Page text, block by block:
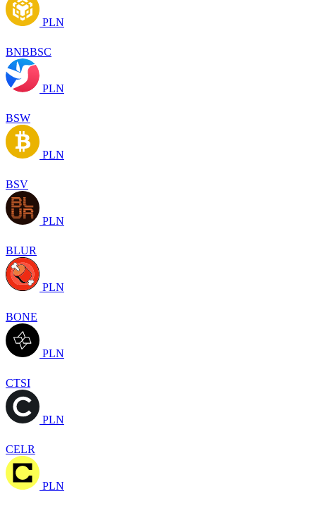
PLN
BNBBSC
PLN
BSW
PLN
BSV
PLN
BLUR
PLN
BONE
PLN
CTSI
PLN
CELR
PLN